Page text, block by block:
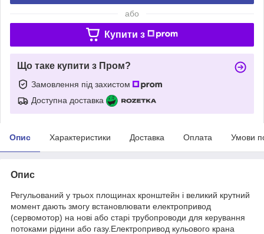
або
Купити з
Що таке купити з Пром?
Замовлення під захистом
Доступна доставка
Опис Характеристики Доставка Оплата Умови
Опис
Регульований у трьох площинах кронштейн і великий крутний
момент дають змогу встановлювати електропривод
(сервомотор) на нові або старі трубопроводи для керування
потоками рідини або газу.Електропривод кульового крана